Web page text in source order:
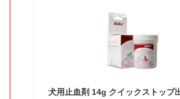
犬用止血剤 14g クイックストップ